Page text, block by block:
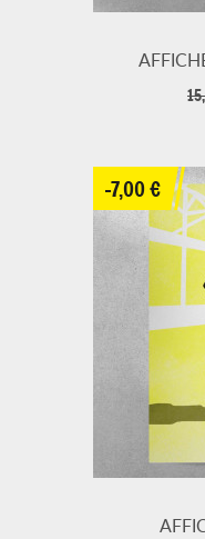
-7,00 €